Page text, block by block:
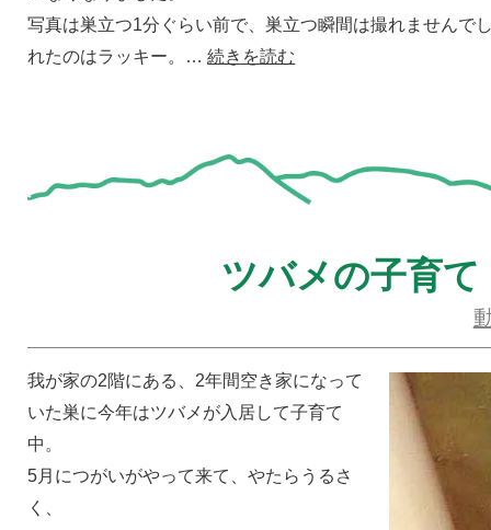
写真は巣立つ1分ぐらい前で、巣立つ瞬間は撮れませんで
れたのはラッキー。…続きを読む
ツバメの子育て
我が家の2階にある、2年間空き家になって
いた巣に今年はツバメが入居して子育て
中。
5月につがいがやって来て、やたらうるさ
く、